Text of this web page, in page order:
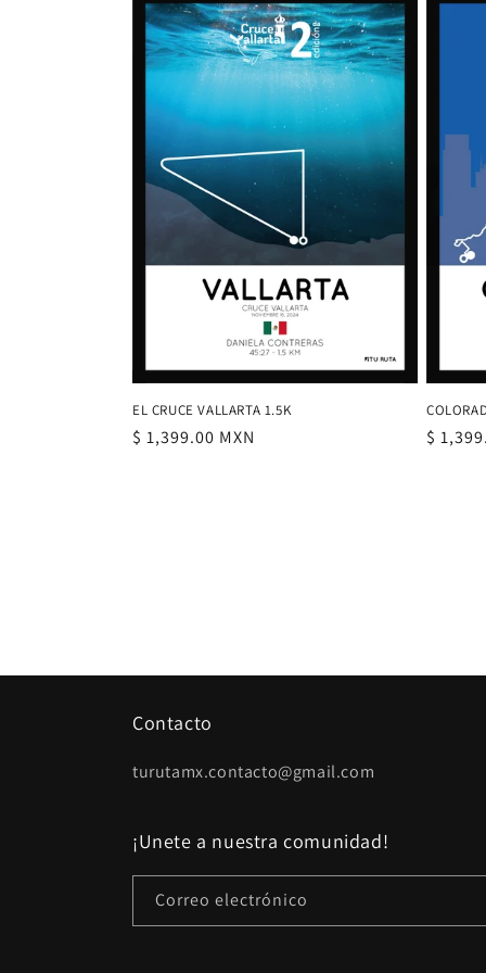
EL CRUCE VALLARTA 1.5K
Precio
$ 1,399.00 MXN
Precio
$
Contacto
turutamx.contacto@gmail.com
¡Unete a nuestra comunidad!
Correo electrónico